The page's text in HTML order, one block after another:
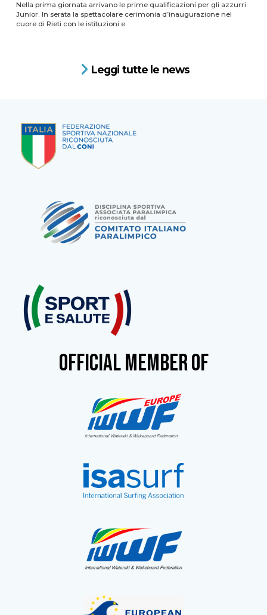
Nella prima giornata arrivano le prime qualificazioni per gli azzurri
Junior. In serata la spettacolare cerimonia d’inaugurazione nel
cuore di Rieti con le istituzioni e
Leggi tutte le news
OFFICIAL MEMBER OF